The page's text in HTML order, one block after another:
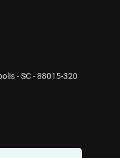
- SC - 88015-320